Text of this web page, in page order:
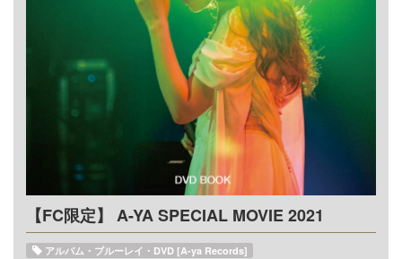
【FC限定】 A-YA SPECIAL MOVIE 2021
アルバム・ブルーレイ・DVD [A-ya Records]